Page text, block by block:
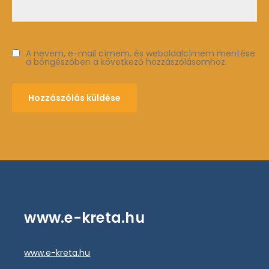
A nevem, e-mail címem, és weboldalcímem mentése
a böngészőben a következő hozzászólásomhoz.
www.e-kreta.hu
www.e-kreta.hu